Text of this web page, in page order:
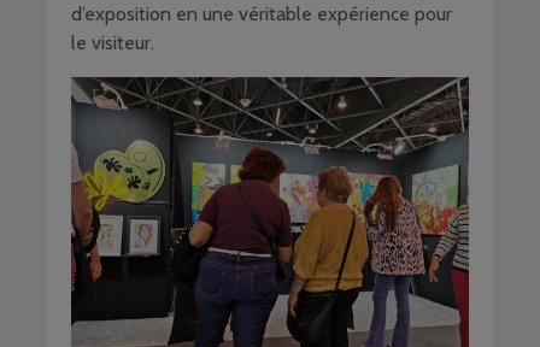
d’exposition en une véritable expérience pour
le visiteur.